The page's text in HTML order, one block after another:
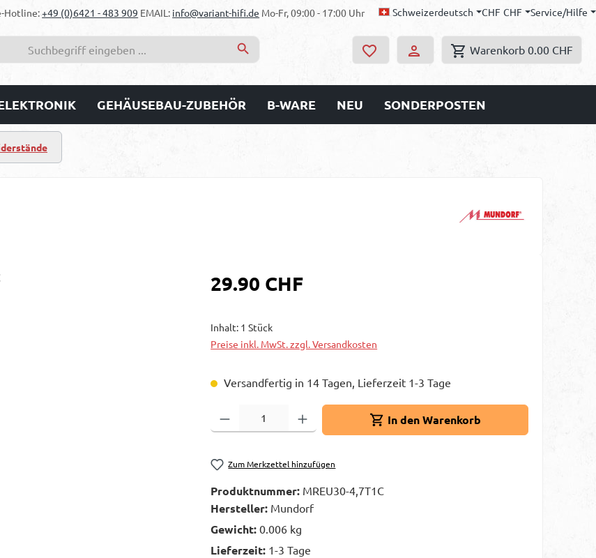
Hotline:+49 (0)6421 - 483 909 EMAIL: info@variant-hifi.de Mo-Fr, 09:00 - 17:00 Uhr Schweizerdeutsch CHF CHF Service/Hilfe
Warenkorb 0.00 CHF
GEHÄUSEBAU-ZUBEHÖR B-WARE NEU SONDERPOSTEN
Regulärer Preis:
29.90 CHF
Inhalt: 1 Stück
Preise inkl. MwSt. zzgl. Versandkosten
Versandfertig in 14 Tagen, Lieferzeit 1-3 Tage
Produkt Anzahl: Gib den gewünschten Wert ein oder benutze die Schaltflächen um die
In den Warenkorb
Zum Merkzettel hinzufügen
Produktnummer: MREU30-4,7T1C
Hersteller: Mundorf
Gewicht:0.006 kg
Lieferzeit: 1-3 Tage